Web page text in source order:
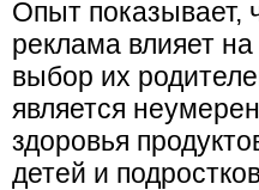
Опыт показывает,
реклама влияет
выбор их
является
здоровья
детей и